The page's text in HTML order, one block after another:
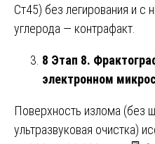
Ст45) без легирования и с
углерода — контрафакт.
8 Этап 8.
электронном
Поверхность излома (без
ультразвуковая очистка)